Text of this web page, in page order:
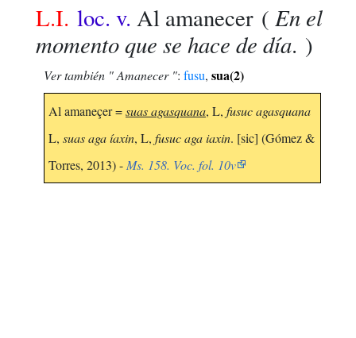
L.I. loc. v. Al amanecer ( En el
momento que se hace de día. )
Ver también " Amanecer ": fusu, sua(2)
Al amaneçer =suas agasquana, L, fusuc agasquana
L, suas aga íaxin, L, fusuc aga iaxin. [sic] (Gómez &
Torres, 2013) - Ms. 158. Voc. fol. 10v